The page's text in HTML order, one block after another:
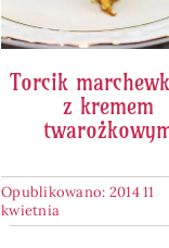
Torcik
z kremem
Opublikowano: 2014 11
kwietnia